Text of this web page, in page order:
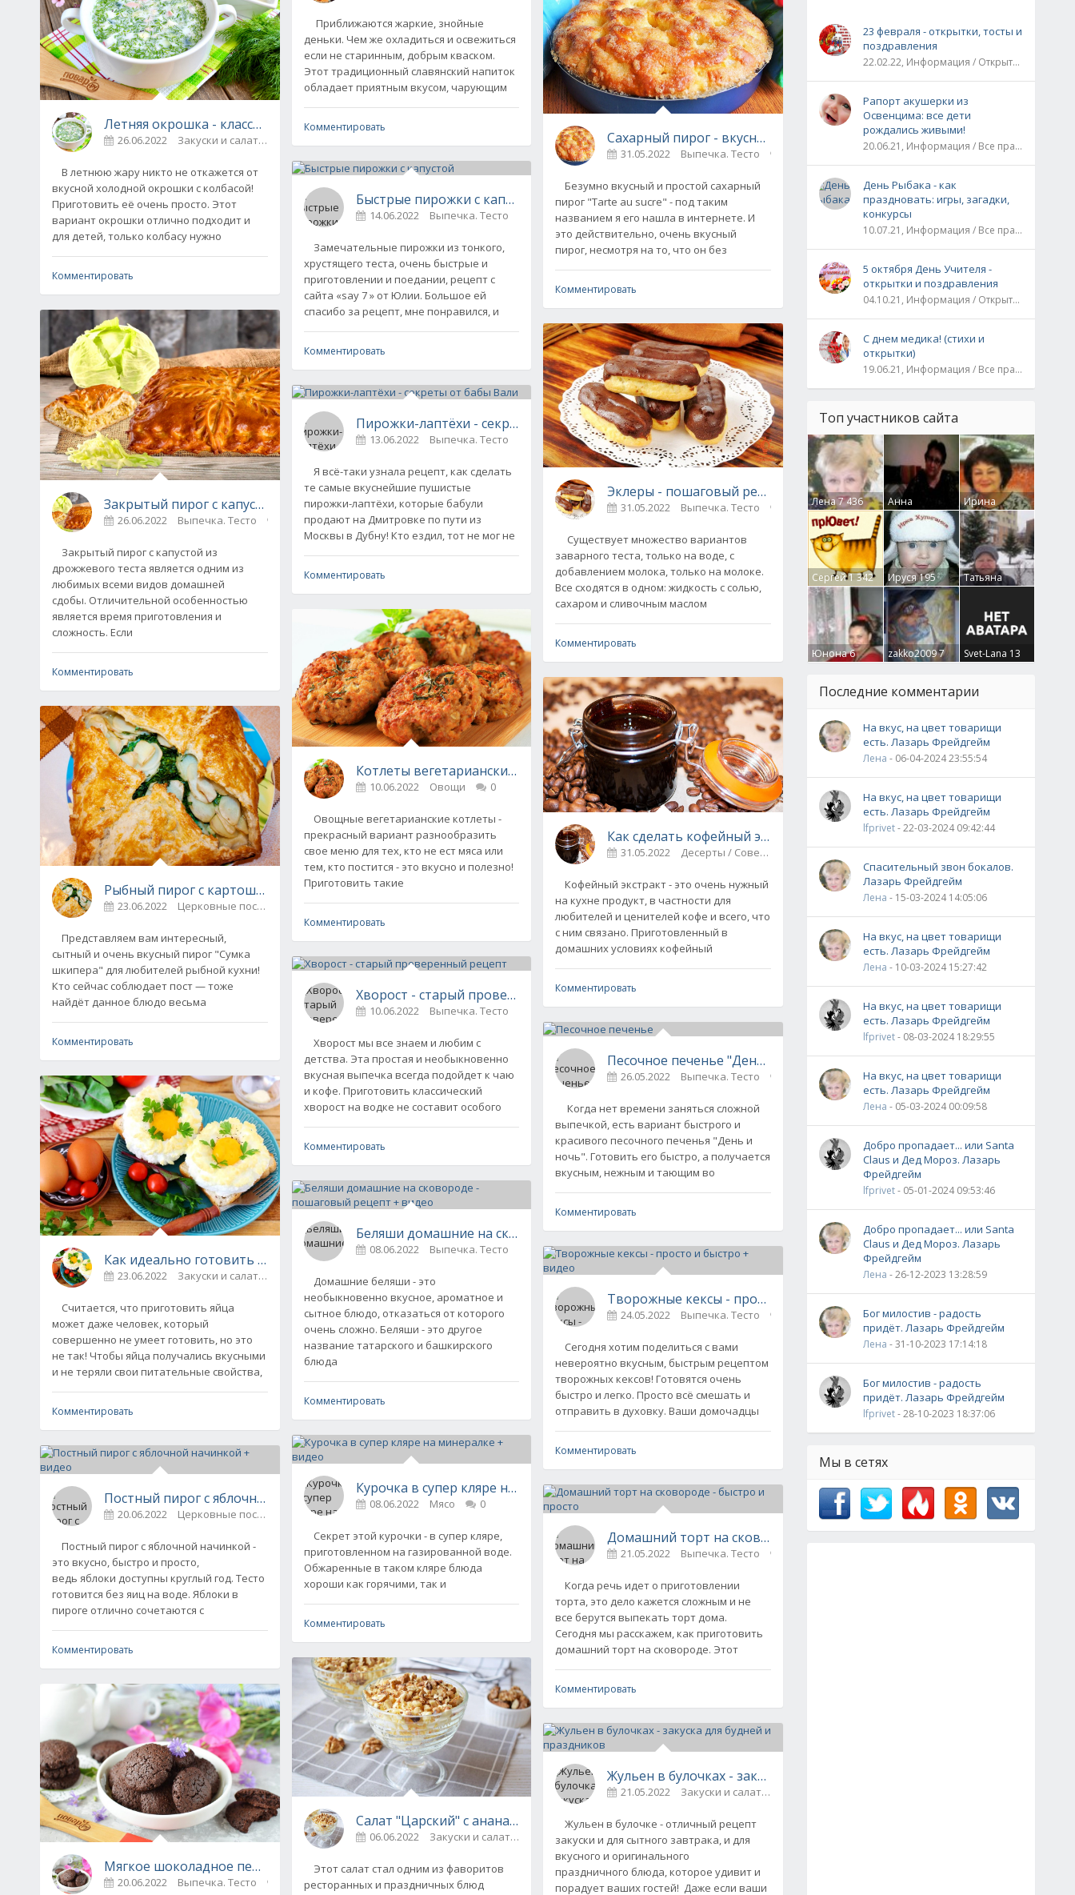
Летняя окрошка - классический рецепт
26.06.2022
В летнюю жару никто не откажется от
вкусной холодной окрошки с колбасой!
Приготовить её очень просто. Этот
вариант окрошки отлично подходит и
для детей, только колбасу нужно
Комментировать
Закрытый пирог с капустой из дрожжевого теста
26.06.2022 Выпечка. Тесто
Закрытый пирог с капустой из
дрожжевого теста является одним из
любимых всеми видов домашней
сдобы. Отличительной особенностью
является время приготовления и
сложность. Если
Комментировать
Рыбный пирог с картошкой "Сумка шкипера" - пошаговый рецепт
23.06.2022 Церковные посты / Выпечка. Тесто 0
Представляем вам интересный,
сытный и очень вкусный пирог "Сумка
шкипера" для любителей рыбной кухни!
Кто сейчас соблюдает пост — тоже
найдёт данное блюдо весьма
Комментировать
Как идеально готовить яйца - 4 секрета от шеф-повара
23.06.2022 Закуски и салаты / Советы по кулинарии
Считается, что приготовить яйца
может даже человек, который
совершенно не умеет готовить, но это
не так! Чтобы яйца получались вкусными
и не теряли свои питательные свойства,
Комментировать
Постный пирог с яблочной начинкой + видео
20.06.2022 Церковные посты / Выпечка. Тесто
Постный пирог с яблочной начинкой -
это вкусно, быстро и просто,
ведь яблоки доступны круглый год. Тесто
готовится без яиц на воде. Яблоки в
пироге отлично сочетаются с
Комментировать
Мягкое шоколадное печенье - пошаговый рецепт
20.06.2022 Выпечка. Тесто
Приближаются жаркие, знойные
деньки. Чем же охладиться и освежиться
если не старинным, добрым кваском.
Этот традиционный славянский напиток
обладает приятным вкусом, чарующим
Комментировать
Быстрые пирожки с капустой "Сигары"
14.06.2022 Выпечка. Тесто
Замечательные пирожки из тонкого,
хрустящего теста, очень быстрые и
приготовлении и поедании, рецепт с
сайта «say 7 » от Юлии. Большое ей
спасибо за рецепт, мне понравился, и
Комментировать
Пирожки-лаптёхи - секреты от бабы Вали
13.06.2022 Выпечка. Тесто
Я всё-таки узнала рецепт, как сделать
те самые вкуснейшие пушистые
пирожки-лаптёхи, которые бабули
продают на Дмитровке по пути из
Москвы в Дубну! Кто ездил, тот не мог не
Комментировать
Котлеты вегетарианские - вкусно и полезно
10.06.2022 Овощи 0
Овощные вегетарианские котлеты -
прекрасный вариант разнообразить
свое меню для тех, кто не ест мяса или
тем, кто постится - это вкусно и полезно!
Приготовить такие
Комментировать
Хворост - старый проверенный рецепт
10.06.2022 Выпечка. Тесто
Хворост мы все знаем и любим с
детства. Эта простая и необыкновенно
вкусная выпечка всегда подойдет к чаю
и кофе. Приготовить классический
хворост на водке не составит особого
Комментировать
Беляши домашние на сковороде - пошаговый рецепт + видео
08.06.2022 Выпечка. Тесто
Домашние беляши - это
необыкновенно вкусное, ароматное и
сытное блюдо, отказаться от которого
очень сложно. Беляши - это другое
название татарского и башкирского
блюда
Комментировать
Курочка в супер кляре на минералке + видео
08.06.2022 Мясо 0
Секрет этой курочки - в супер кляре,
приготовленном на газированной воде.
Обжаренные в таком кляре блюда
хороши как горячими, так и
Комментировать
Салат "Царский" с ананасом и грецким орехом
06.06.2022 Закуски и салаты
Этот салат стал одним из фаворитов
ресторанных и праздничных блюд
Сахарный пирог - вкуснятина без начинки
31.05.2022 Выпечка. Тесто
Безумно вкусный и простой сахарный
пирог "Tarte au sucre" - под таким
названием я его нашла в интернете. И
это действительно, очень вкусный
пирог, несмотря на то, что он без
Комментировать
Эклеры - пошаговый рецепт заварного теста
31.05.2022 Выпечка. Тесто
Существует множество вариантов
заварного теста, только на воде, с
добавлением молока, только на молоке.
Все сходятся в одном: жидкость с солью,
сахаром и сливочным маслом
Комментировать
Как сделать кофейный экстракт дома
31.05.2022 Десерты / Советы по кулинарии 0
Кофейный экстракт - это очень нужный
на кухне продукт, в частности для
любителей и ценителей кофе и всего, что
с ним связано. Приготовленный в
домашних условиях кофейный
Комментировать
Песочное печенье "День и ночь" + видео
26.05.2022 Выпечка. Тесто
Когда нет времени заняться сложной
выпечкой, есть вариант быстрого и
красивого песочного печенья "День и
ночь". Готовить его быстро, а получается
вкусным, нежным и тающим во
Комментировать
Творожные кексы - просто и быстро + видео
24.05.2022 Выпечка. Тесто
Сегодня хотим поделиться с вами
невероятно вкусным, быстрым рецептом
творожных кексов! Готовятся очень
быстро и легко. Просто всё смешать и
отправить в духовку. Ваши домочадцы
Комментировать
Домашний торт на сковороде - быстро и просто
21.05.2022 Выпечка. Тесто
Когда речь идет о приготовлении
торта, это дело кажется сложным и не
все берутся выпекать торт дома.
Сегодня мы расскажем, как приготовить
домашний торт на сковороде. Этот
Комментировать
Жульен в булочках - закуска для будней и праздников
21.05.2022
Жульен в булочке - отличный рецепт
закуски и для сытного завтрака, и для
вкусного и оригинального
праздничного блюда, которое удивит и
порадует ваших гостей! Даже если ваши
23 февраля - открытки, тосты и
поздравления
22.02.22, Информация / Открытки / Все праздники
Рапорт акушерки из
Освенцима: все дети
рождались живыми!
20.06.21, Информация / Все праздники / Рассказы и истории
День Рыбака - как
праздновать: игры, загадки,
конкурсы
10.07.21, Информация / Все праздники
5 октября День Учителя -
открытки и поздравления
04.10.21, Информация / Открытки / Все праздники
С днем медика! (стихи и
открытки)
19.06.21, Информация / Все праздники
Топ участников сайта
Лена7 436
Анна
Гумлевая0
Ирина
Бруцкая41
Сергей1 342 Ируся195
Татьяна
Крючкова0
Юнона6 zakko20097 Svet-Lana 13
Последние комментарии
На вкус, на цвет товарищи
есть. Лазарь Фрейдгейм
Лена - 06-04-2024 23:55:54
На вкус, на цвет товарищи
есть. Лазарь Фрейдгейм
lfprivet- 22-03-2024 09:42:44
Спасительный звон бокалов.
Лазарь Фрейдгейм
Лена - 15-03-2024 14:05:06
На вкус, на цвет товарищи
есть. Лазарь Фрейдгейм
Лена - 10-03-2024 15:27:42
На вкус, на цвет товарищи
есть. Лазарь Фрейдгейм
lfprivet- 08-03-2024 18:29:55
На вкус, на цвет товарищи
есть. Лазарь Фрейдгейм
Лена - 05-03-2024 00:09:58
Добро пропадает... или Santa
Claus и Дед Мороз. Лазарь
Фрейдгейм
lfprivet- 05-01-2024 09:53:46
Добро пропадает... или Santa
Claus и Дед Мороз. Лазарь
Фрейдгейм
Лена - 26-12-2023 13:28:59
Бог милостив - радость
придёт. Лазарь Фрейдгейм
Лена - 31-10-2023 17:14:18
Бог милостив - радость
придёт. Лазарь Фрейдгейм
lfprivet- 28-10-2023 18:37:06
Мы в сетях